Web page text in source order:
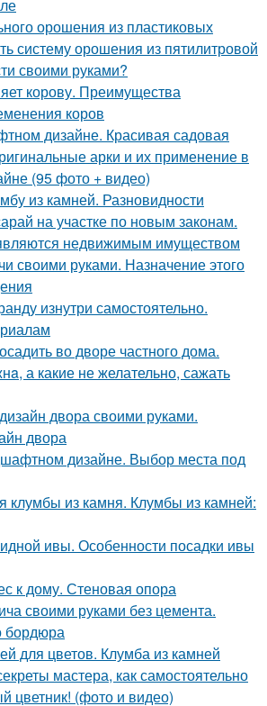
орошения из пластиковых
систему орошения из пятилитровой
своими руками?
корову. Преимущества
коров
дизайне. Красивая садовая
арки и их применение в
(95 фото + видео)
из камней. Разновидности
на участке по новым законам.
недвижимым имуществом
своими руками. Назначение этого
изнутри самостоятельно.
во дворе частного дома.
а какие не желательно, сажать
двора своими руками.
двора
дизайне. Выбор места под
клумбы из камня. Клумбы из камней:
ивы. Особенности посадки ивы
к дому. Стеновая опора
своими руками без цемента.
бордюра
для цветов. Клумба из камней
мастера, как самостоятельно
цветник! (фото и видео)